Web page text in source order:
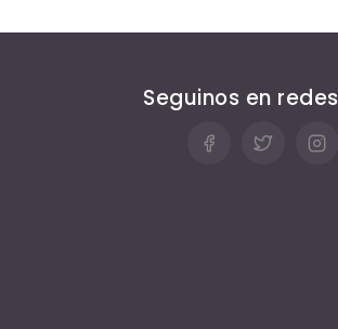
Seguinos en redes